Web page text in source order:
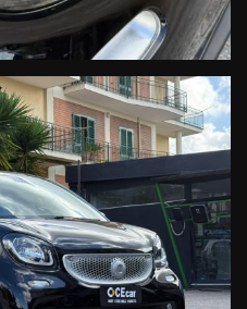
alla documentazione e ai servizi
tuttavia contenere errori o
ha pertanto valore contrattuale
e' riservato all' acquirente.
i prezzi sono da
eventuali migliorie
e terzo anno,è un
ed a tariffazione differente,
di vettura predefinita.